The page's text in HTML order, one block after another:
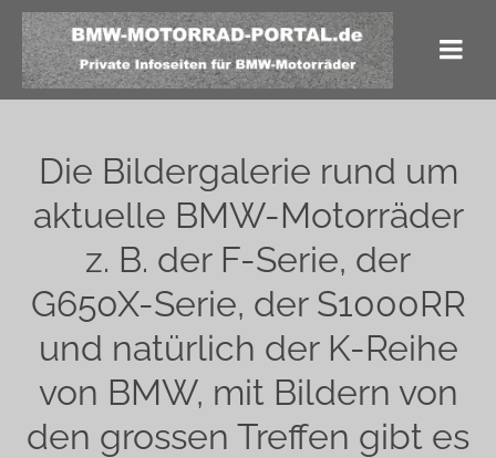
Die Bildergalerie rund um
aktuelle BMW-Motorräder
z. B. der F-Serie, der
G650X-Serie, der S1000RR
und natürlich der K-Reihe
von BMW, mit Bildern von
den grossen Treffen gibt es